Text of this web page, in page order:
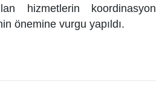
hizmetlerin koordinasyon
önemine vurgu yapıldı.